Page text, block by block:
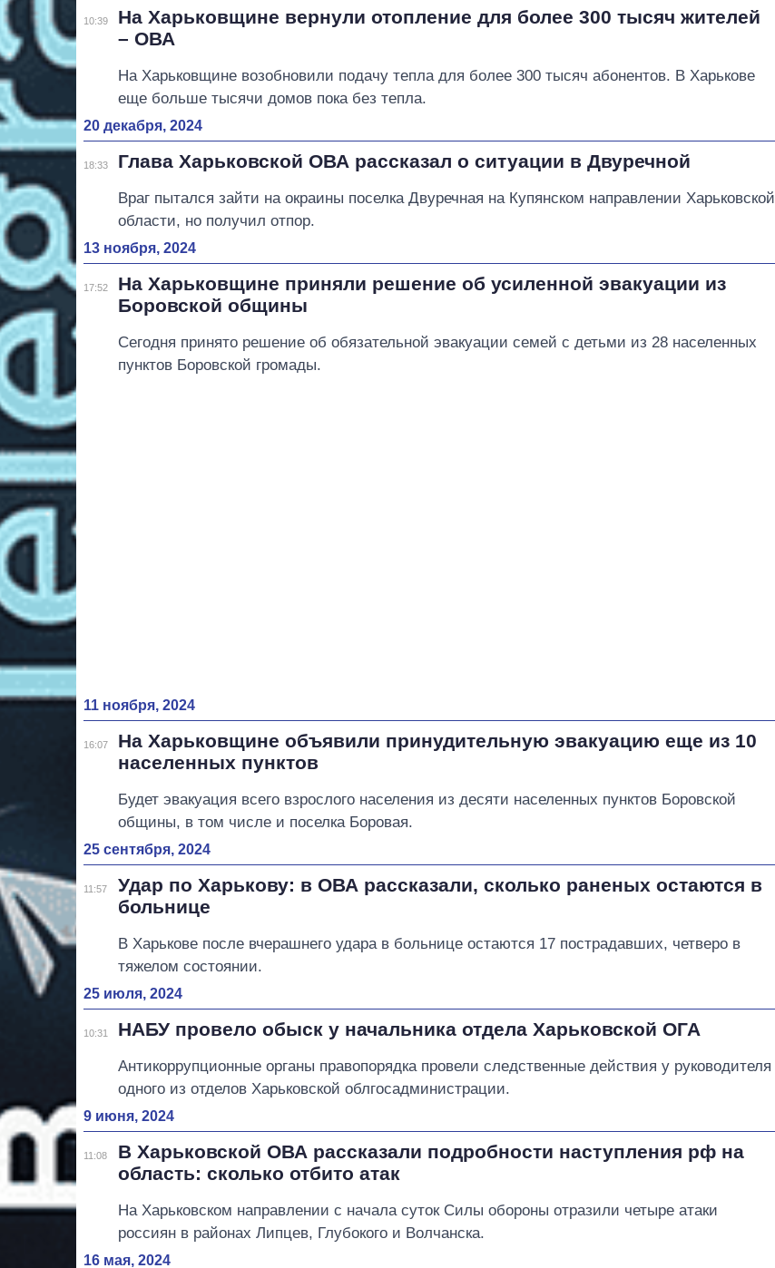
10:39
На Харьковщине вернули отопление для более 300 тысяч жителей
– ОВА
На Харьковщине возобновили подачу тепла для более 300 тысяч абонентов. В Харькове
еще больше тысячи домов пока без тепла.
20 декабря, 2024
18:33 Глава Харьковской ОВА рассказал о ситуации в Двуречной
Враг пытался зайти на окраины поселка Двуречная на Купянском направлении Харьковской
области, но получил отпор.
13 ноября, 2024
17:52
На Харьковщине приняли решение об усиленной эвакуации из
Боровской общины
Сегодня принято решение об обязательной эвакуации семей с детьми из 28 населенных
пунктов Боровской громады.
11 ноября, 2024
16:07
На Харьковщине объявили принудительную эвакуацию еще из 10
населенных пунктов
Будет эвакуация всего взрослого населения из десяти населенных пунктов Боровской
общины, в том числе и поселка Боровая.
25 сентября, 2024
11:57
Удар по Харькову: в ОВА рассказали, сколько раненых остаются в
больнице
В Харькове после вчерашнего удара в больнице остаются 17 пострадавших, четверо в
тяжелом состоянии.
25 июля, 2024
10:31 НАБУ провело обыск у начальника отдела Харьковской ОГА
Антикоррупционные органы правопорядка провели следственные действия у руководителя
одного из отделов Харьковской облгосадминистрации.
9 июня, 2024
11:08
В Харьковской ОВА рассказали подробности наступления рф на
область: сколько отбито атак
На Харьковском направлении с начала суток Силы обороны отразили четыре атаки
россиян в районах Липцев, Глубокого и Волчанска.
16 мая, 2024